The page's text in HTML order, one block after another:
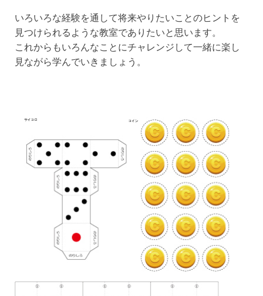
いろいろな経験を通して将来やりたいことのヒントを
見つけられるような教室でありたいと思います。
これからもいろんなことにチャレンジして一緒に楽し
見ながら学んでいきましょう。